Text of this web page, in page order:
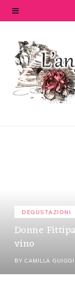
DEGUSTAZIONI
Donne
vino
BY CAMILLA GUIGGI